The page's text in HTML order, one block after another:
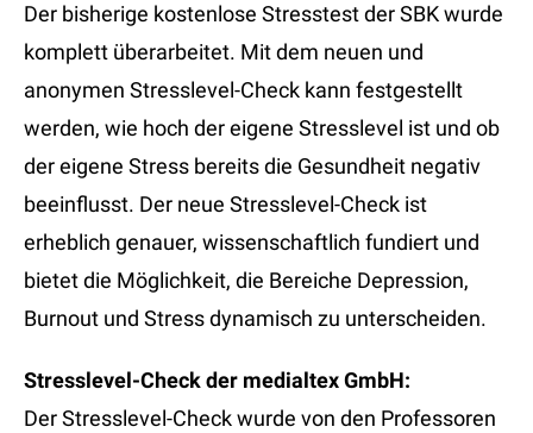
Der bisherige kostenlose Stresstest der SBK wurde
komplett überarbeitet. Mit dem neuen und
anonymen Stresslevel-Check kann festgestellt
werden, wie hoch der eigene Stresslevel ist und ob
der eigene Stress bereits die Gesundheit negativ
beeinflusst. Der neue Stresslevel-Check ist
erheblich genauer, wissenschaftlich fundiert und
bietet die Möglichkeit, die Bereiche Depression,
Burnout und Stress dynamisch zu unterscheiden.
Stresslevel-Check der medialtex GmbH:
Der Stresslevel-Check wurde von den Professoren